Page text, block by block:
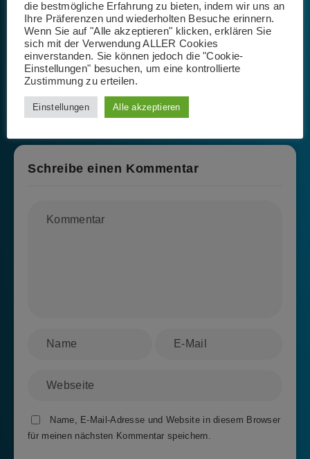
11. Juli 2018
Ablaufdaten für anonyme SharePoint
Online Links
Schreibe einen Kommentar
Name, E-Mail-Adresse und Website in diesem Browser
für meinen nächsten Kommentar speichern.
die bestmögliche Erfahrung zu bieten, indem wir uns an
Ihre Präferenzen und wiederholten Besuche erinnern.
Wenn Sie auf "Alle akzeptieren" klicken, erklären Sie
sich mit der Verwendung ALLER Cookies
einverstanden. Sie können jedoch die "Cookie-
Einstellungen" besuchen, um eine kontrollierte
Zustimmung zu erteilen.
Einstellungen Alle akzeptieren